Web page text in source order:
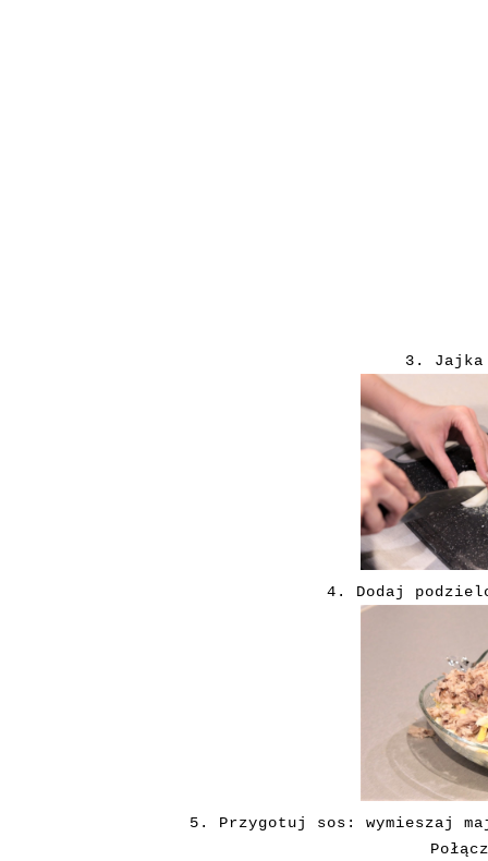
3. Jajka
4. Dodaj
5. Przygotuj sos: wymieszaj